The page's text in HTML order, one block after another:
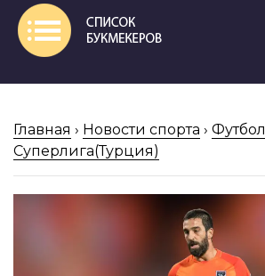
Главная › Новости спорта › Футбол
Суперлига(Турция)